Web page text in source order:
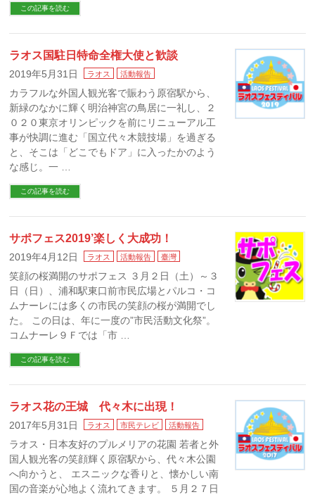
この記事を読む
ラオス国駐日特命全権大使と歓談
2019年5月31日 ラオス 活動報告
カラフルな外国人観光客で賑わう原宿駅から、
新緑のなかに輝く明治神宮の鳥居に一礼し、２
０２０東京オリンピックを前にリニューアル工
事が快調に進む「国立代々木競技場」を過ぎる
と、そこは「どこでもドア」に入ったかのよう
な感じ。一 …
この記事を読む
サポフェス2019’楽しく大成功！
2019年4月12日 ラオス 活動報告 臺灣
笑顔の桜満開のサポフェス ３月２日（土）～３
日（日）、浦和駅東口前市民広場とパルコ・コ
ムナーレには多くの市民の笑顔の桜が満開でし
た。 この日は、年に一度の”市民活動文化祭”。
コムナーレ９Ｆでは「市 …
この記事を読む
ラオス花の王城 代々木に出現！
2017年5月31日 ラオス 市民テレビ 活動報告
ラオス・日本友好のプルメリアの花園 若者と外
国人観光客の笑顔輝く原宿駅から、代々木公園
へ向かうと、 エスニックな香りと、懐かしい南
国の音楽が心地よく流れてきます。 ５月２７日